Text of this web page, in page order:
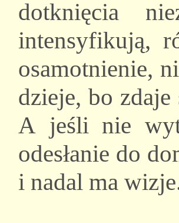
dotknięcia
intensyfikują,
osamotnienie,
dzieje, bo
A jeśli nie
odesłanie do
i nadal ma